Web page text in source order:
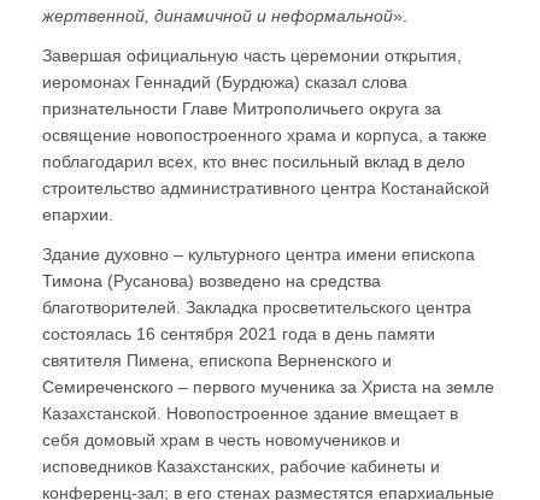
жертвенной, динамичной и неформальной».
Завершая официальную часть церемонии открытия,
иеромонах Геннадий (Бурдюжа) сказал слова
признательности Главе Митрополичьего округа за
освящение новопостроенного храма и корпуса, а также
поблагодарил всех, кто внес посильный вклад в дело
строительство административного центра Костанайской
епархии.
Здание духовно – культурного центра имени епископа
Тимона (Русанова) возведено на средства
благотворителей. Закладка просветительского центра
состоялась 16 сентября 2021 года в день памяти
святителя Пимена, епископа Верненского и
Семиреченского – первого мученика за Христа на земле
Казахстанской. Новопостроенное здание вмещает в
себя домовый храм в честь новомучеников и
исповедников Казахстанских, рабочие кабинеты и
конференц-зал; в его стенах разместятся епархиальные